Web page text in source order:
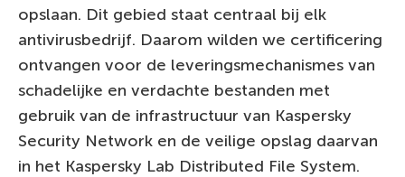
opslaan. Dit gebied staat centraal bij elk
antivirusbedrijf. Daarom wilden we certificering
ontvangen voor de leveringsmechanismes van
schadelijke en verdachte bestanden met
gebruik van de infrastructuur van Kaspersky
Security Network en de veilige opslag daarvan
in het Kaspersky Lab Distributed File System.